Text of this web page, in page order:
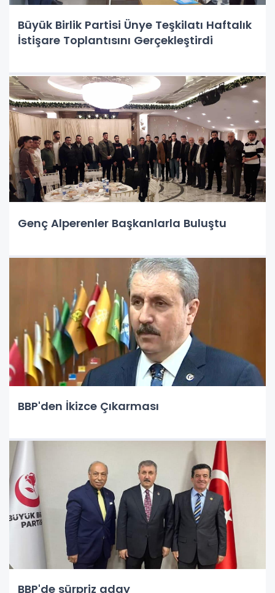
Büyük Birlik Partisi Ünye Teşkilatı Haftalık
İstişare Toplantısını Gerçekleştirdi
Genç Alperenler Başkanlarla Buluştu
BBP'den İkizce Çıkarması
BBP'de sürpriz aday